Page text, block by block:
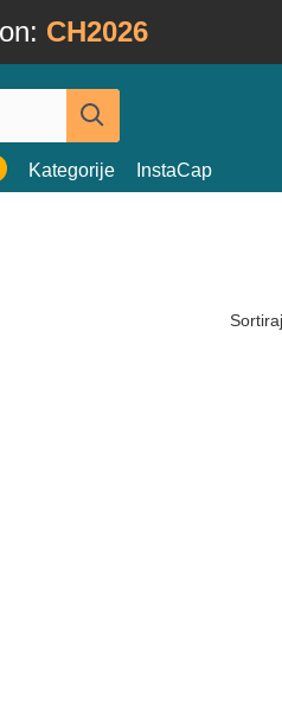
CH2026
Kategorije InstaCap